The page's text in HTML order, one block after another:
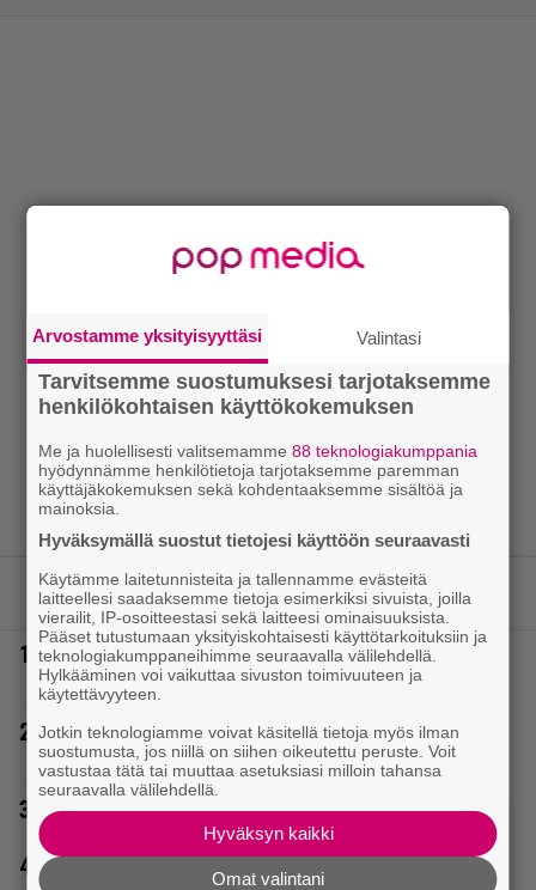
LUETUIMMAT JUTUT
1.
Poliisilla tehovalvonta – tästä kysymys ja näin
kauan kestää
2.
Tältä näyttää Vappu Pimiän perhelomalla
Portugalissa – ”Kaunis mekko”
3. Erittäin vaarallinen kuski Ulvilassa
4.
Uuno: Hjallis Harkimo, 72, ja Jasmine, 38, sanovat
Arvostamme yksityisyyttäsi Valintasi
Tarvitsemme suostumuksesi tarjotaksemme
henkilökohtaisen käyttökokemuksen
Me ja huolellisesti valitsemamme88 teknologiakumppania
hyödynnämme henkilötietoja tarjotaksemme paremman
käyttäjäkokemuksen sekä kohdentaaksemme sisältöä ja
mainoksia.
Hyväksymällä suostut tietojesi käyttöön seuraavasti
Käytämme laitetunnisteita ja tallennamme evästeitä
laitteellesi saadaksemme tietoja esimerkiksi sivuista, joilla
vierailit, IP-osoitteestasi sekä laitteesi ominaisuuksista.
Pääset tutustumaan yksityiskohtaisesti käyttötarkoituksiin ja
teknologiakumppaneihimme seuraavalla välilehdellä.
Hylkääminen voi vaikuttaa sivuston toimivuuteen ja
käytettävyyteen.
Jotkin teknologiamme voivat käsitellä tietoja myös ilman
suostumusta, jos niillä on siihen oikeutettu peruste. Voit
vastustaa tätä tai muuttaa asetuksiasi milloin tahansa
seuraavalla välilehdellä.
Hyväksyn kaikki
Omat valintani